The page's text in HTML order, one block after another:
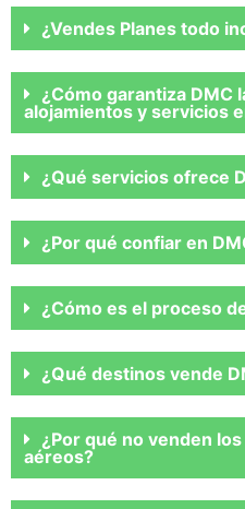
¿Vendes Planes todo
¿Cómo garantiza DMC
alojamientos y servicios
¿Qué servicios ofrece
¿Por qué confiar en
¿Cómo es el proceso
¿Qué destinos vende
¿Por qué no venden
aéreos?